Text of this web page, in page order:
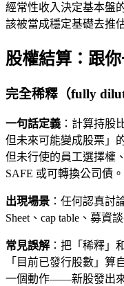
經常性收入決定基本盤
該被當成穩定基礎去推
股權結算：跟
完全稀釋（fully
一句話定義 ：計算持股
但未來可能變成股票」
但未行使的員工選擇權
SAFE 或可轉換公司債。
出現場景 ：任何認真討
Sheet、cap table、募資
常見誤解 ：把「稀釋」
「目前已發行股數」算
一個動作——新股發出